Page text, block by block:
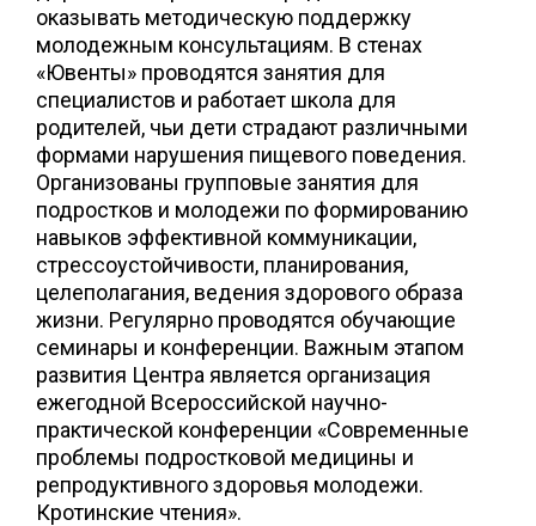
оказывать методическую поддержку
молодежным консультациям. В стенах
«Ювенты» проводятся занятия для
специалистов и работает школа для
родителей, чьи дети страдают различными
формами нарушения пищевого поведения.
Организованы групповые занятия для
подростков и молодежи по формированию
навыков эффективной коммуникации,
стрессоустойчивости, планирования,
целеполагания, ведения здорового образа
жизни. Регулярно проводятся обучающие
семинары и конференции. Важным этапом
развития Центра является организация
ежегодной Всероссийской научно-
практической конференции «Современные
проблемы подростковой медицины и
репродуктивного здоровья молодежи.
Кротинские чтения».